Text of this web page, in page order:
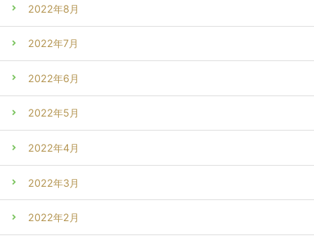
2022年8月
2022年7月
2022年6月
2022年5月
2022年4月
2022年3月
2022年2月